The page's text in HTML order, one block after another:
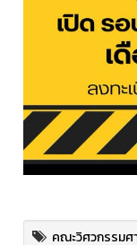
คณะวิศวกรรมศ